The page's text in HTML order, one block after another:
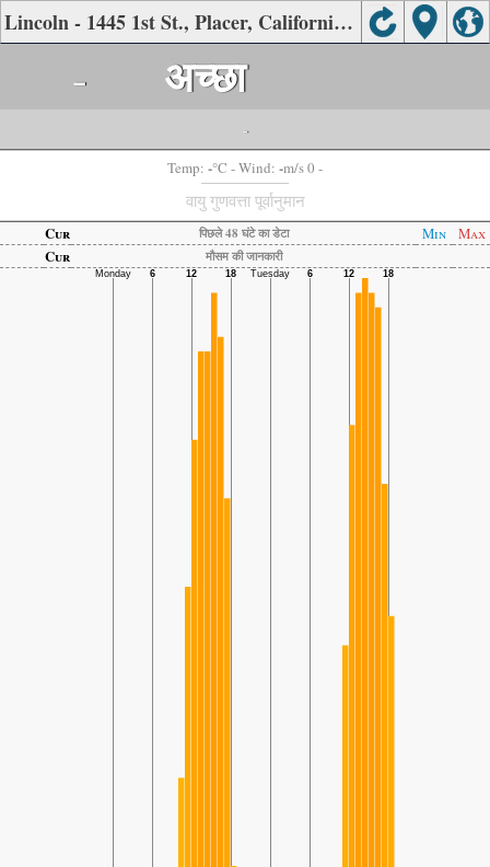
Lincoln - 1445 1st St., Placer, California की वायु गुणवत्ता
- अच्छा
-
Temp: -°C - Wind: -m/s 0 -
वायु गुणवत्ता पूर्वानुमान
Cur पिछले 48 घंटे का डेटा Min
Max
Cur
मौसम की जानकारी